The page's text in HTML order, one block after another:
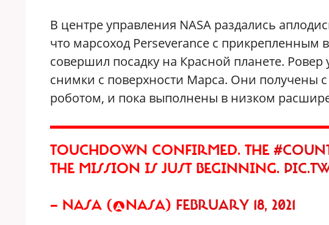
В центре управления NASA раздались
что марсоход Perseverance с прикрепленным
совершил посадку на Красной планете.
снимки с поверхности Марса. Они получены
роботом, и пока выполнены в низком
TOUCHDOWN CONFIRMED. THE
THE MISSION IS JUST BEGINNING.
— NASA (@NASA) FEBRUARY 18, 2021